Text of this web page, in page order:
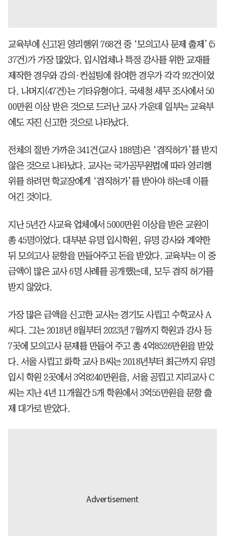
교육부에 신고된 영리행위 768건 중 ‘모의고사 문제 출제’(5
37건)가 가장 많았다. 입시업체나 특정 강사를 위한 교재를
제작한 경우와 강의·컨설팅에 참여한 경우가 각각 92건이었
다. 나머지(47건)는 기타유형이다. 국세청 세무 조사에서 50
00만원 이상 받은 것으로 드러난 교사 가운데 일부는 교육부
에도 자진 신고한 것으로 나타났다.
전체의 절반 가까운 341건(교사 188명)은 ‘겸직허가’를 받지
않은 것으로 나타났다. 교사는 국가공무원법에 따라 영리행
위를 하려면 학교장에게 ‘겸직허가’를 받아야 하는데 이를
어긴 것이다.
지난 5년간 사교육 업체에서 5000만원 이상을 받은 교원이
총 45명이었다. 대부분 유명 입시학원, 유명 강사와 계약한
뒤 모의고사 문항을 만들어주고 돈을 받았다. 교육부는 이 중
금액이 많은 교사 6명 사례를 공개했는데, 모두 겸직 허가를
받지 않았다.
가장 많은 금액을 신고한 교사는 경기도 사립고 수학교사 A
씨다. 그는 2018년 8월부터 2023년 7월까지 학원과 강사 등
7곳에 모의고사 문제를 만들어 주고 총 4억8526만원을 받았
다. 서울 사립고 화학 교사 B씨는 2018년부터 최근까지 유명
입시 학원 2곳에서 3억8240만원을, 서울 공립고 지리교사 C
씨는 지난 4년 11개월간 5개 학원에서 3억55만원을 문항 출
제 대가로 받았다.